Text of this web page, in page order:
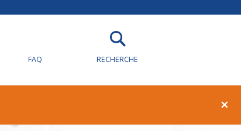
FAQ RECHERCHE
×
sur-Loire